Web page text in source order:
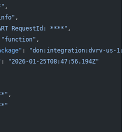
,
,
RequestId: ****" ,
"function" ,
:
"don:integration:dvrv-us-
:
"2026-01-25T08:47:56.194Z"
,